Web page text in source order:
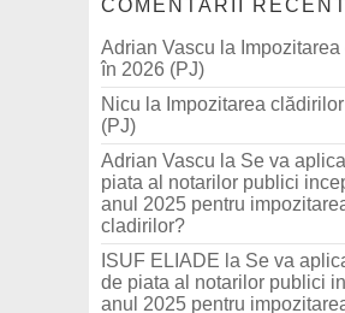
COMENTARII
Adrian Vascu la
în 2026 (PJ)
Nicu la Impozitarea
(PJ)
Adrian Vascu la Se va
piata al notarilor publici
anul 2025 pentru
cladirilor?
ISUF ELIADE la Se va
de piata al notarilor publici
anul 2025 pentru